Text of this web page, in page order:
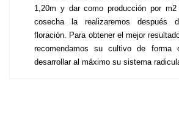
1,20m y dar como producción por
cosecha la realizaremos después
floración. Para obtener el mejor
recomendamos su cultivo de forma
desarrollar al máximo su sistema